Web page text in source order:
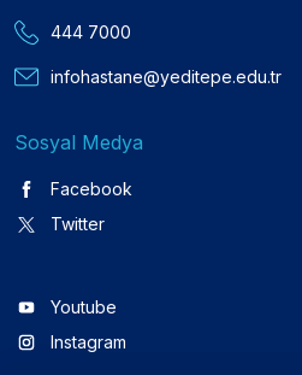
444 7000
infohastane@yeditepe.edu.tr
Sosyal Medya
Facebook
Twitter
Youtube
Instagram